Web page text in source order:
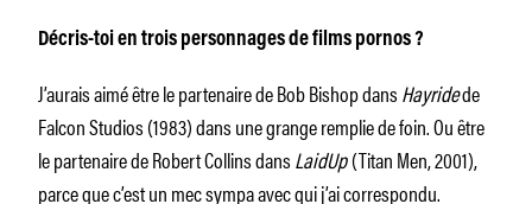
Décris-toi en trois personnages de films pornos ?
J’aurais aimé être le partenaire de Bob Bishop dansHayridede
Falcon Studios (1983) dans une grange remplie de foin. Ou être
le partenaire de Robert Collins dansLaidUp(Titan Men, 2001),
parce que c’est un mec sympa avec qui j’ai correspondu.